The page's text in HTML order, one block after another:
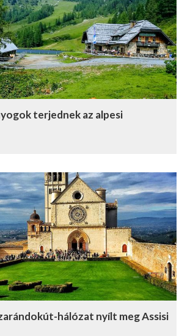
terjednek az alpesi
hálózat nyílt meg Assisi